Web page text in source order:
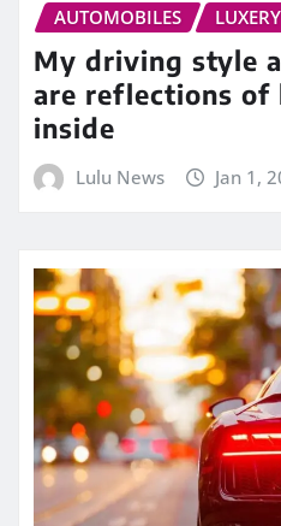
AUTOMOBILES
My driving style
are reflections of
inside
Lulu News Jan 1,